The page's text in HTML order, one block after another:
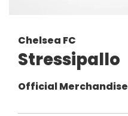
Chelsea FC
Stressipallo
Official Merchandise